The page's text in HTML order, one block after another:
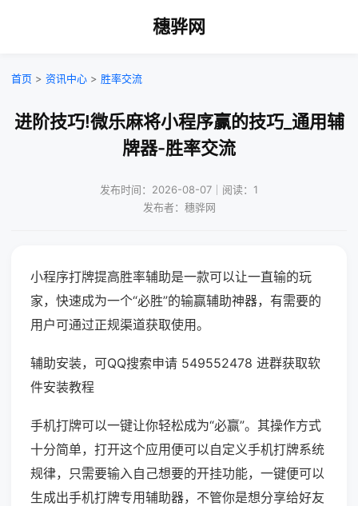
穗骅网
首页 > 资讯中心 > 胜率交流
进阶技巧!微乐麻将小程序赢的技巧_通用辅
牌器-胜率交流
发布时间：2026-08-07｜阅读：1
发布者：穗骅网
小程序打牌提高胜率辅助是一款可以让一直输的玩
家，快速成为一个“必胜”的输赢辅助神器，有需要的
用户可通过正规渠道获取使用。
辅助安装，可QQ搜索申请 549552478 进群获取软
件安装教程
手机打牌可以一键让你轻松成为“必赢”。其操作方式
十分简单，打开这个应用便可以自定义手机打牌系统
规律，只需要输入自己想要的开挂功能，一键便可以
生成出手机打牌专用辅助器，不管你是想分享给好友